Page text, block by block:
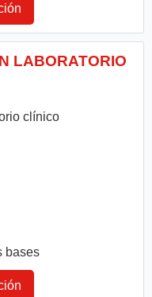
LABORATORIO
clínico
bases